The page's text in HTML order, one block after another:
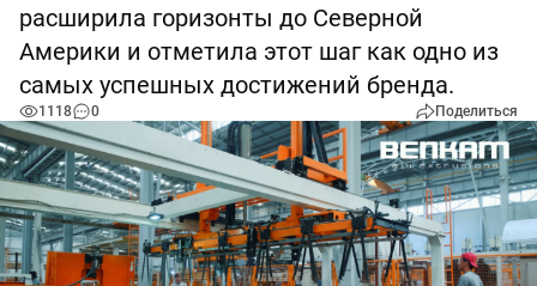
расширила горизонты до Северной
Америки и отметила этот шаг как одно из
самых успешных достижений бренда.
1118 0 Поделиться